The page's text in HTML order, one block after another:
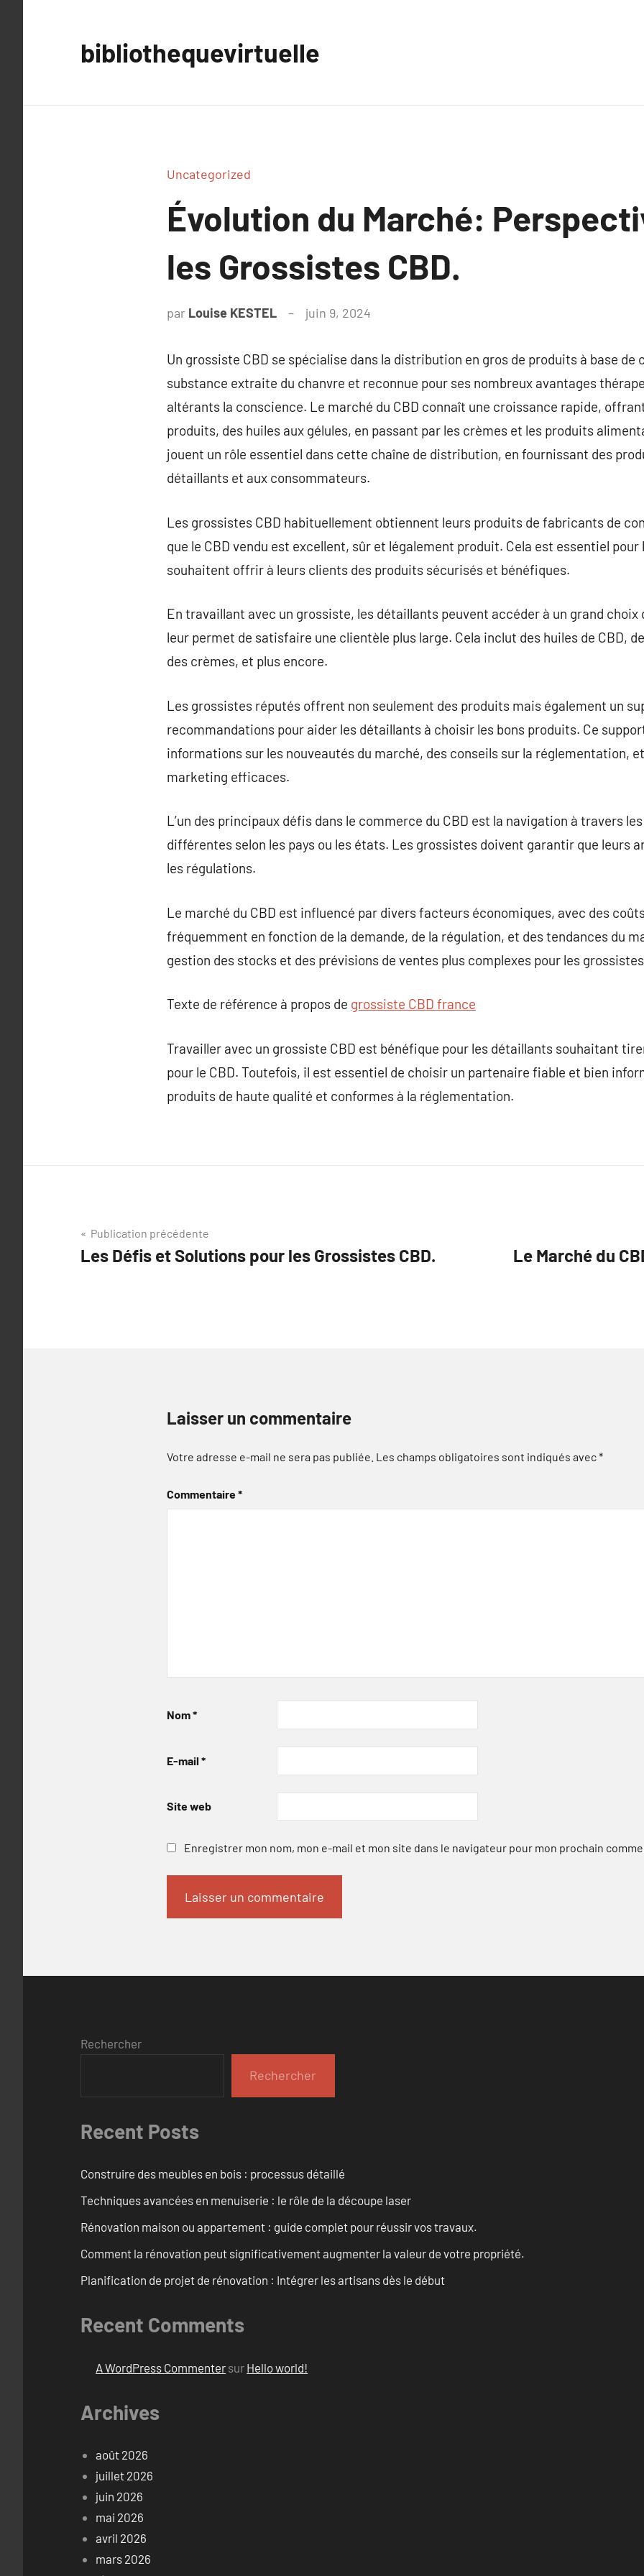
bibliothequevirtuelle
Uncategorized
Évolution du Marché:
les Grossistes CBD.
par Louise KESTEL juin 9, 2024
Un grossiste CBD se spécialise dans la distribution en gros de produits à base de
substance extraite du chanvre et reconnue pour ses nombreux avantages
altérants la conscience. Le marché du CBD connaît une croissance rapide,
produits, des huiles aux gélules, en passant par les crèmes et les produits
jouent un rôle essentiel dans cette chaîne de distribution, en fournissant des
détaillants et aux consommateurs.
Les grossistes CBD habituellement obtiennent leurs produits de fabricants de
que le CBD vendu est excellent, sûr et légalement produit. Cela est essentiel
souhaitent offrir à leurs clients des produits sécurisés et bénéfiques.
En travaillant avec un grossiste, les détaillants peuvent accéder à un grand choix
leur permet de satisfaire une clientèle plus large. Cela inclut des huiles de CBD,
des crèmes, et plus encore.
Les grossistes réputés offrent non seulement des produits mais également un
recommandations pour aider les détaillants à choisir les bons produits. Ce
informations sur les nouveautés du marché, des conseils sur la réglementation,
marketing efficaces.
L’un des principaux défis dans le commerce du CBD est la navigation à travers
différentes selon les pays ou les états. Les grossistes doivent garantir que leurs
les régulations.
Le marché du CBD est influencé par divers facteurs économiques, avec des
fréquemment en fonction de la demande, de la régulation, et des tendances du
gestion des stocks et des prévisions de ventes plus complexes pour les
Texte de référence à propos de grossiste CBD france
Travailler avec un grossiste CBD est bénéfique pour les détaillants souhaitant
pour le CBD. Toutefois, il est essentiel de choisir un partenaire fiable et bien
produits de haute qualité et conformes à la réglementation.
Navigation
de
Publication précédente
Les Défis et Solutions pour les Grossistes CBD.
Le Marché du
Laisser un commentaire
Votre adresse e-mail ne sera pas publiée. Les champs obligatoires sont indiqués avec*
Commentaire*
Nom*
E-mail *
Site web
Enregistrer mon nom, mon e-mail et mon site dans le navigateur pour mon prochain
Rechercher
Rechercher
Recent Posts
Construire des meubles en bois : processus détaillé
Techniques avancées en menuiserie : le rôle de la découpe laser
Rénovation maison ou appartement : guide complet pour réussir vos travaux.
Comment la rénovation peut significativement augmenter la valeur de votre propriété.
Planification de projet de rénovation : Intégrer les artisans dès le début
Recent Comments
A WordPress Commenter sur Hello world!
Archives
août 2026
juillet 2026
juin 2026
mai 2026
avril 2026
mars 2026